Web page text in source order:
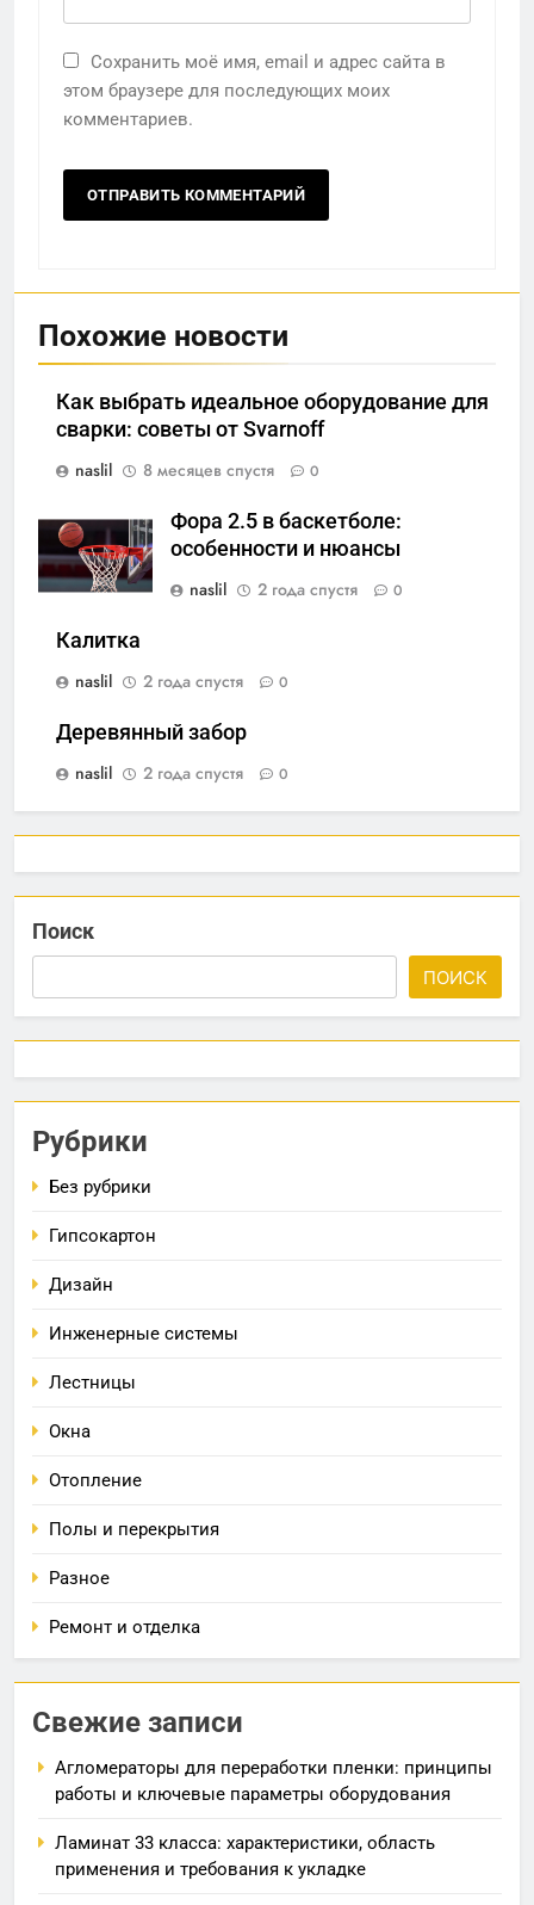
Сохранить моё имя, email и адрес сайта в
этом браузере для последующих моих
комментариев.
Похожие новости
Как выбрать идеальное оборудование для
сварки: советы от Svarnoff
naslil
8 месяцев спустя 0
Фора 2.5 в баскетболе:
особенности и нюансы
naslil
2 года спустя 0
Калитка
naslil
2 года спустя 0
Деревянный забор
naslil
2 года спустя 0
Поиск
ПОИСК
Рубрики
Без рубрики
Гипсокартон
Дизайн
Инженерные системы
Лестницы
Окна
Отопление
Полы и перекрытия
Разное
Ремонт и отделка
Свежие записи
Агломераторы для переработки пленки: принципы
работы и ключевые параметры оборудования
Ламинат 33 класса: характеристики, область
применения и требования к укладке